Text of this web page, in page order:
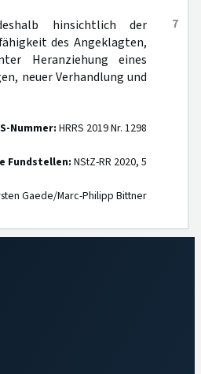
7
hinsichtlich der
des Angeklagten,
Heranziehung eines
neuer Verhandlung und
Nummer: HRRS 2019 Nr. 1298
Fundstellen: NStZ-RR 2020, 5
Gaede/Marc-Philipp Bittner